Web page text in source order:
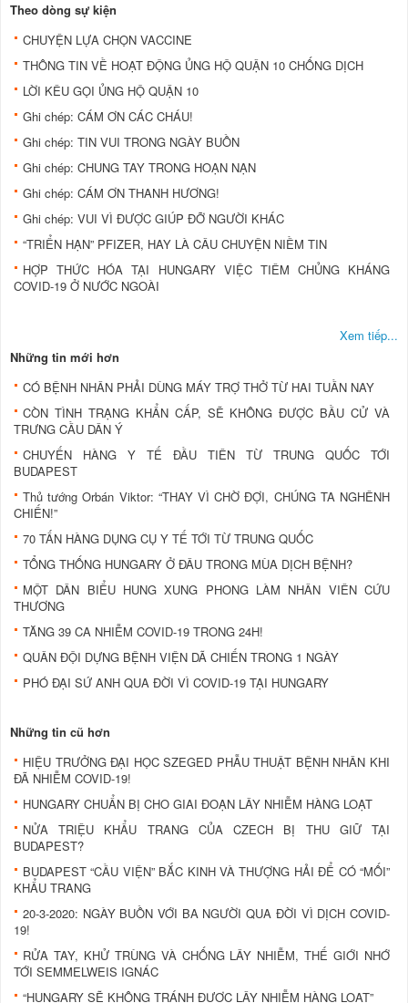
Theo dòng sự kiện
CHUYỆN LỰA CHỌN VACCINE
THÔNG TIN VỀ HOẠT ĐỘNG ỦNG HỘ QUẬN 10 CHỐNG DỊCH
LỜI KÊU GỌI ỦNG HỘ QUẬN 10
Ghi chép: CÁM ƠN CÁC CHÁU!
Ghi chép: TIN VUI TRONG NGÀY BUỒN
Ghi chép: CHUNG TAY TRONG HOẠN NẠN
Ghi chép: CÁM ƠN THANH HƯƠNG!
Ghi chép: VUI VÌ ĐƯỢC GIÚP ĐỠ NGƯỜI KHÁC
“TRIỂN HẠN” PFIZER, HAY LÀ CÂU CHUYỆN NIỀM TIN
HỢP THỨC HÓA TẠI HUNGARY VIỆC TIÊM CHỦNG KHÁNG
COVID-19 Ở NƯỚC NGOÀI
Xem tiếp...
Những tin mới hơn
CÓ BỆNH NHÂN PHẢI DÙNG MÁY TRỢ THỞ TỪ HAI TUẦN NAY
CÒN TÌNH TRẠNG KHẨN CẤP, SẼ KHÔNG ĐƯỢC BẦU CỬ VÀ
TRƯNG CẦU DÂN Ý
CHUYẾN HÀNG Y TẾ ĐẦU TIÊN TỪ TRUNG QUỐC TỚI
BUDAPEST
Thủ tướng Orbán Viktor: “THAY VÌ CHỜ ĐỢI, CHÚNG TA NGHÊNH
CHIẾN!”
70 TẤN HÀNG DỤNG CỤ Y TẾ TỚI TỪ TRUNG QUỐC
TỔNG THỐNG HUNGARY Ở ĐÂU TRONG MÙA DỊCH BỆNH?
MỘT DÂN BIỂU HUNG XUNG PHONG LÀM NHÂN VIÊN CỨU
THƯƠNG
TĂNG 39 CA NHIỄM COVID-19 TRONG 24H!
QUÂN ĐỘI DỰNG BỆNH VIỆN DÃ CHIẾN TRONG 1 NGÀY
PHÓ ĐẠI SỨ ANH QUA ĐỜI VÌ COVID-19 TẠI HUNGARY
Những tin cũ hơn
HIỆU TRƯỞNG ĐẠI HỌC SZEGED PHẪU THUẬT BỆNH NHÂN KHI
ĐÃ NHIỄM COVID-19!
HUNGARY CHUẨN BỊ CHO GIAI ĐOẠN LÂY NHIỄM HÀNG LOẠT
NỬA TRIỆU KHẨU TRANG CỦA CZECH BỊ THU GIỮ TẠI
BUDAPEST?
BUDAPEST “CẦU VIỆN” BẮC KINH VÀ THƯỢNG HẢI ĐỂ CÓ “MỐI”
KHẨU TRANG
20-3-2020: NGÀY BUỒN VỚI BA NGƯỜI QUA ĐỜI VÌ DỊCH COVID-
19!
RỬA TAY, KHỬ TRÙNG VÀ CHỐNG LÂY NHIỄM, THẾ GIỚI NHỚ
TỚI SEMMELWEIS IGNÁC
“HUNGARY SẼ KHÔNG TRÁNH ĐƯỢC LÂY NHIỄM HÀNG LOẠT”